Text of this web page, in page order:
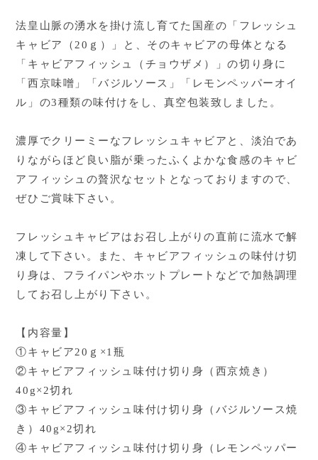
法皇山脈の湧水を掛け流し育てた国産の「フレッシュ
キャビア（20ｇ）」と、そのキャビアの母体となる
「キャビアフィッシュ（チョウザメ）」の切り身に
「西京味噌」「バジルソース」「レモンペッパーオイ
ル」の3種類の味付けをし、真空包装致しました。
濃厚でクリーミーなフレッシュキャビアと、淡泊であ
りながらほど良い脂が乗ったふくよかな食感のキャビ
アフィッシュの贅沢なセットとなっておりますので、
ぜひご賞味下さい。
フレッシュキャビアはお召し上がりの直前に流水で解
凍して下さい。また、キャビアフィッシュの味付け切
り身は、フライパンやホットプレートなどで加熱調理
してお召し上がり下さい。
【内容量】
①キャビア20ｇ×1瓶
②キャビアフィッシュ味付け切り身（西京焼き）
40g×2切れ
③キャビアフィッシュ味付け切り身（バジルソース焼
き）40g×2切れ
④キャビアフィッシュ味付け切り身（レモンペッパー